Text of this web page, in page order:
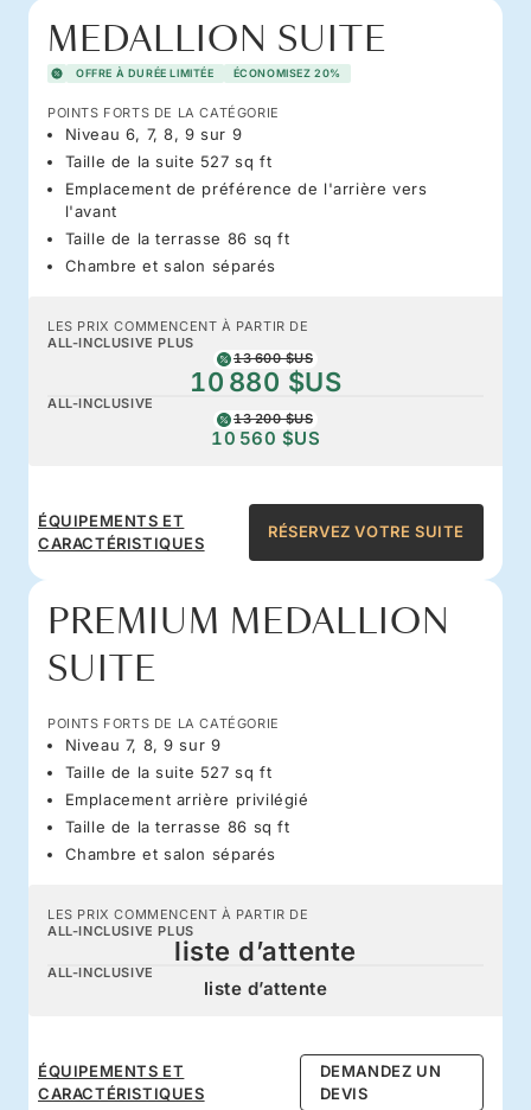
MEDALLION SUITE
OFFRE À DURÉE LIMITÉE ÉCONOMISEZ 20%
POINTS FORTS DE LA CATÉGORIE
Niveau 6, 7, 8, 9 sur 9
Taille de la suite 527 sq ft
Emplacement de préférence de l'arrière vers
l'avant
Taille de la terrasse 86 sq ft
Chambre et salon séparés
LES PRIX COMMENCENT À PARTIR DE
ALL-INCLUSIVE PLUS
13 600 $US
10 880 $US
ALL-INCLUSIVE
13 200 $US
10 560 $US
ÉQUIPEMENTS ET
CARACTÉRISTIQUES
RÉSERVEZ VOTRE SUITE
PREMIUM MEDALLION
SUITE
POINTS FORTS DE LA CATÉGORIE
Niveau 7, 8, 9 sur 9
Taille de la suite 527 sq ft
Emplacement arrière privilégié
Taille de la terrasse 86 sq ft
Chambre et salon séparés
LES PRIX COMMENCENT À PARTIR DE
ALL-INCLUSIVE PLUS
liste d’attente
ALL-INCLUSIVE
liste d’attente
ÉQUIPEMENTS ET
CARACTÉRISTIQUES
DEMANDEZ UN
DEVIS